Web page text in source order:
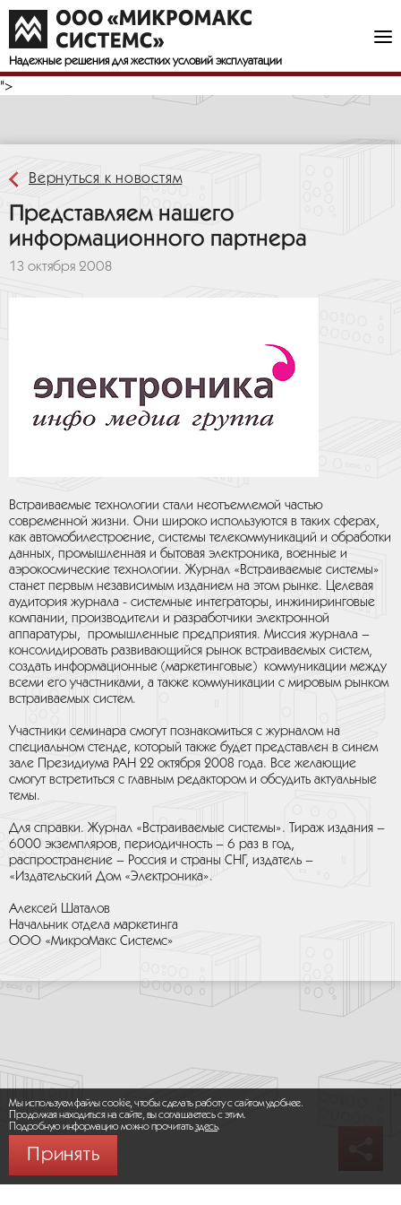
Компания МикроМакс Системс представляет Издательский дом
"Электроника" и журнал "Встраиваемые системы" как
информационного партнера ежегодного семинара
"Встраиваемые Компьютерные Системы - 2008"
">
Надежные решения для жестких условий эксплуатации
Вернуться к новостям
Представляем нашего
информационного партнера
13 октября 2008
Встраиваемые технологии стали неотъемлемой частью
современной жизни. Они широко используются в таких сферах,
как автомобилестроение, системы телекоммуникаций и обработки
данных, промышленная и бытовая электроника, военные и
аэрокосмические технологии. Журнал «Встраиваемые системы»
станет первым независимым изданием на этом рынке. Целевая
аудитория журнала - системные интеграторы, инжиниринговые
компании, производители и разработчики электронной
аппаратуры, промышленные предприятия. Миссия журнала –
консолидировать развивающийся рынок встраиваемых систем,
создать информационные (маркетинговые) коммуникации между
всеми его участниками, а также коммуникации с мировым рынком
встраиваемых систем.
Участники семинара смогут познакомиться с журналом на
специальном стенде, который также будет представлен в синем
зале Президиума РАН 22 октября 2008 года. Все желающие
смогут встретиться с главным редактором и обсудить актуальные
темы.
Для справки. Журнал «Встраиваемые системы». Тираж издания –
6000 экземпляров, периодичность – 6 раз в год,
распространение – Россия и страны СНГ, издатель –
«Издательский Дом «Электроника».
Алексей Шаталов
Начальник отдела маркетинга
ООО «МикроМакс Системс»
Мы используем файлы cookie, чтобы сделать работу с сайтом удобнее.
Продолжая находиться на сайте, вы соглашаетесь с этим.
Подробную информацию можно прочитатьздесь.
Принять